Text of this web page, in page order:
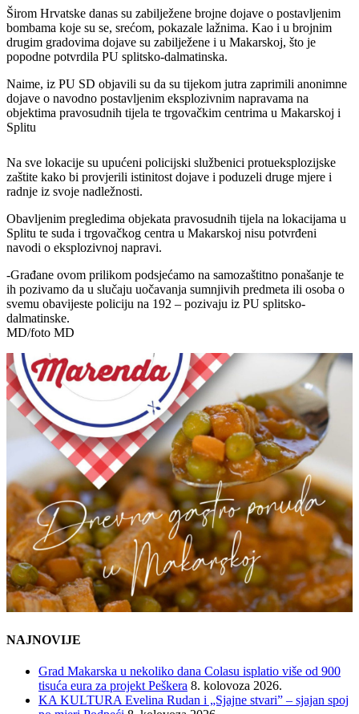
Širom Hrvatske danas su zabilježene brojne dojave o postavljenim
bombama koje su se, srećom, pokazale lažnima. Kao i u brojnim
drugim gradovima dojave su zabilježene i u Makarskoj, što je
popodne potvrdila PU splitsko-dalmatinska.
Naime, iz PU SD objavili su da su tijekom jutra zaprimili anonimne
dojave o navodno postavljenim eksplozivnim napravama na
objektima pravosudnih tijela te trgovačkim centrima u Makarskoj i
Splitu
Na sve lokacije su upućeni policijski službenici protueksplozijske
zaštite kako bi provjerili istinitost dojave i poduzeli druge mjere i
radnje iz svoje nadležnosti.
Obavljenim pregledima objekata pravosudnih tijela na lokacijama u
Splitu te suda i trgovačkog centra u Makarskoj nisu potvrđeni
navodi o eksplozivnoj napravi.
-Građane ovom prilikom podsjećamo na samozaštitno ponašanje te
ih pozivamo da u slučaju uočavanja sumnjivih predmeta ili osoba o
svemu obavijeste policiju na 192 – pozivaju iz PU splitsko-
dalmatinske.
MD/foto MD
NAJNOVIJE
Grad Makarska u nekoliko dana Colasu isplatio više od 900
tisuća eura za projekt Peškera 8. kolovoza 2026.
KA KULTURA Evelina Rudan i „Sjajne stvari” – sjajan spoj